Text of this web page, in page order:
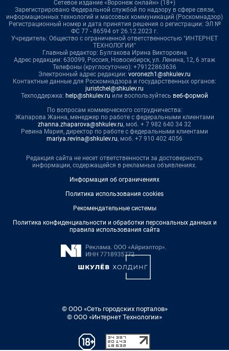
Сетевое издание «Воронеж онлайн» (18+)
Зарегистрировано Федеральной службой по надзору в сфере связи,
информационных технологий и массовых коммуникаций (Роскомнадзор)
Регистрационный номер и дата принятия решения о регистрации: ЭЛ №
ФС 77 - 86594 от 26.12.2023 г.
Учредитель: Общество с ограниченной ответственностью "ИНТЕРНЕТ
ТЕХНОЛОГИИ"
Главный редактор: Булгакова Ирина Викторовна
Адрес редакции: 630099, Россия, Новосибирск, ул. Ленина, 12, 6 этаж
Телефоны (круглосуточно): +79122863636
Электронный адрес редакции: voronezh1@shkulev.ru
Контактные данные для Роскомнадзора и государственных органов:
juristchel@shkulev.ru
Техподдержка: help@shkulev.ru или воспользуйтесь веб-формой
По вопросам коммерческого сотрудничества:
Жапарова Жанна, менеджер по работе с федеральными клиентами
zhanna.zhaparova@shkulev.ru, моб. + 7 982 640 34 32
Ревина Мария, директор по работе с федеральными клиентами
mariya.revina@shkulev.ru, моб. +7 910 402 4056
Редакция сайта не несет ответственности за достоверность
информации, содержащейся в рекламных объявлениях.
Информация об ограничениях
Политика использования cookies
Рекомендательные системы
Политика конфиденциальности и обработки персональных данных и
правила использования сайта
© ООО «Сеть городских порталов»
© ООО «Интернет Технологии»